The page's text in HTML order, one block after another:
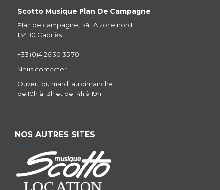
Scotto Musique Plan De Campagne
Plan de campagne, bât A zone nord
13480 Cabriès
+33 (0)4 26 30 35 70
Nous contacter
Ouvert du mardi au dimanche
de 10h à 13h et de 14h à 19h
NOS AUTRES SITES